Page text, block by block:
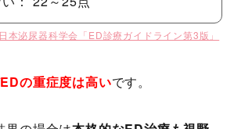
本泌尿器科学会「ED診療ガイドライン第3版」
の重症度は高いです。